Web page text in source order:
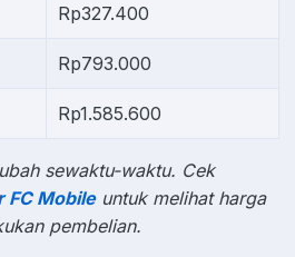
Rp327.400
Rp793.000
Rp1.585.600
sewaktu-waktu. Cek
FC Mobileuntuk melihat harga
pembelian.